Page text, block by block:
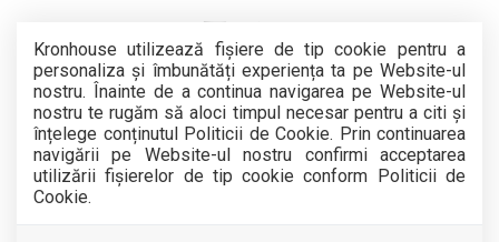
Kronhouse utilizează fişiere de tip cookie pentru a
personaliza și îmbunătăți experiența ta pe Website-ul
nostru. Înainte de a continua navigarea pe Website-ul
nostru te rugăm să aloci timpul necesar pentru a citi și
înțelege conținutul Politicii de Cookie. Prin continuarea
navigării pe Website-ul nostru confirmi acceptarea
utilizării fişierelor de tip cookie conform Politicii de
Cookie.Acest anunt nu mai este activ !
INCHIRIAT